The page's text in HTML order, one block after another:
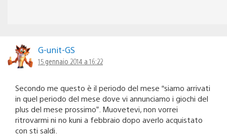
G-unit-GS
15 gennaio 2014 a 16:22
Secondo me questo è il periodo del mese “siamo arrivati
in quel periodo del mese dove vi annunciamo i giochi del
plus del mese prossimo”. Muovetevi, non vorrei
ritrovarmi ni no kuni a febbraio dopo averlo acquistato
con sti saldi.